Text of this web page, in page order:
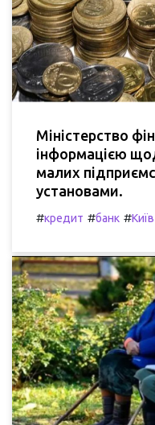
Міністерство
інформацією
малих
установами.
#кредит #банк #Київ